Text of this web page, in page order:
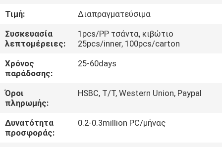
ΕΠΑΦΉ
ΜΕ
ΕΙΔΉΣΕΙΣ
ΠΕΡΙΠΤΏΣΕΙΣ
SITEMAP
Τιμή:
Διαπραγματεύσιμα
Συσκευασία
λεπτομέρειες:
1pcs/PP τσάντα, κιβώτιο
25pcs/inner, 100pcs/carton
Χρόνος
παράδοσης:
25-60days
Όροι
πληρωμής:
HSBC, T/T, Western Union, Paypal
Δυνατότητα
προσφοράς:
0.2-0.3million PC/μήνας